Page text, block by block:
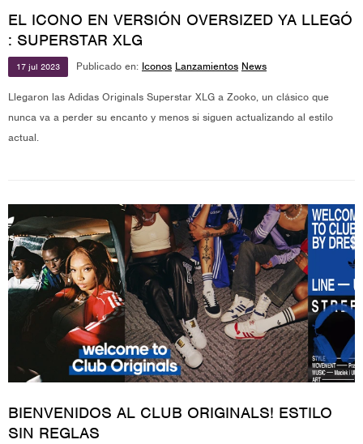
EL ICONO EN VERSIÓN OVERSIZED YA LLEGÓ
: SUPERSTAR XLG
17 jul 2023 Publicado en: Iconos Lanzamientos News
Llegaron las Adidas Originals Superstar XLG a Zooko, un clásico que
nunca va a perder su encanto y menos si siguen actualizando al estilo
actual.
BIENVENIDOS AL CLUB ORIGINALS! ESTILO
SIN REGLAS